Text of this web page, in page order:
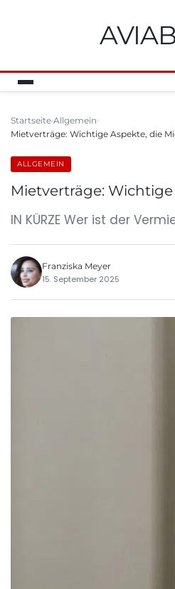
Startseite Allgemein
Mietverträge: Wichtige Aspekte, die
ALLGEMEIN
Mietverträge:
IN KÜRZE Wer ist der
Franziska Meyer
15. September 2025